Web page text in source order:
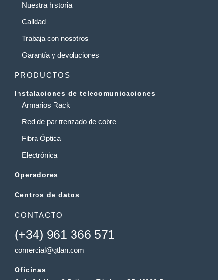
Nuestra historia
Calidad
Trabaja con nosotros
Garantía y devoluciones
PRODUCTOS
Instalaciones de telecomunicaciones
Armarios Rack
Red de par trenzado de cobre
Fibra Óptica
Electrónica
Operadores
Centros de datos
CONTACTO
(+34) 961 366 571
comercial@gtlan.com
Oficinas